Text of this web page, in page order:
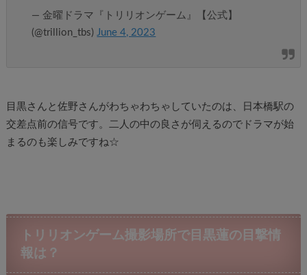
— 金曜ドラマ『トリリオンゲーム』【公式】
(@trillion_tbs)June 4, 2023
目黒さんと佐野さんがわちゃわちゃしていたのは、日本橋駅の
交差点前の信号です。二人の中の良さが伺えるのでドラマが始
まるのも楽しみですね☆
トリリオンゲーム撮影場所で目黒蓮の目撃情
報は？